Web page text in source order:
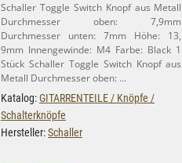
Schaller Toggle Switch Knopf aus Metall
Durchmesser oben: 7,​9mm
Durchmesser unten: 7mm Höhe: 13,​
9mm Innengewinde: M4 Farbe: Black 1
Stück Schaller Toggle Switch Knopf aus
Metall Durchmesser oben: …
Katalog:GITARRENTEILE / Knöpfe /
Schalterknöpfe
Hersteller:Schaller